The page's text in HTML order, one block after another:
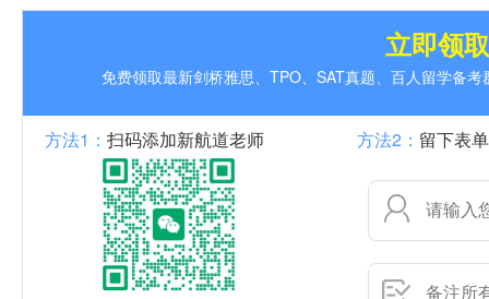
立即领
免费领取最新剑桥雅思、TPO、SAT真题、百人留学备
方法1： 扫码添加新航道老师 方法2： 留下表